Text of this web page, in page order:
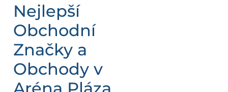
Nejlepší
Obchodní
Značky a
Obchody v
Aréna Pláza